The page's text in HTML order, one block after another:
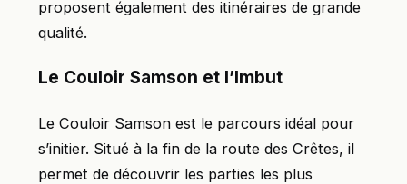
proposent également des itinéraires de grande
qualité.
Le Couloir Samson et l’Imbut
Le Couloir Samson est le parcours idéal pour
s’initier. Situé à la fin de la route des Crêtes, il
permet de découvrir les parties les plus